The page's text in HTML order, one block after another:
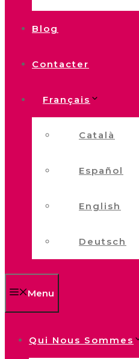
Blog
Contacter
Français
Català
Español
English
Deutsch
Menu
Qui Nous Sommes